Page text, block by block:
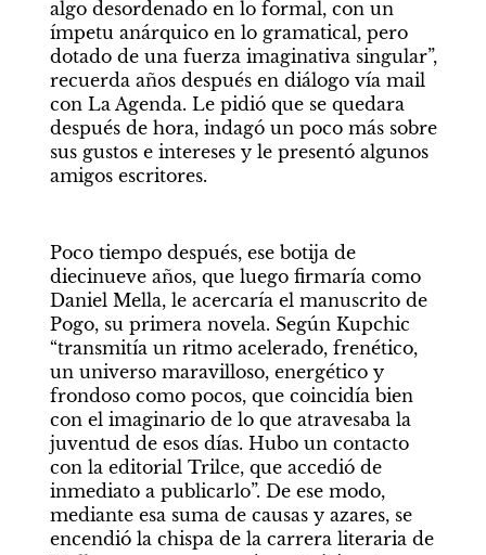
algo desordenado en lo formal, con un
ímpetu anárquico en lo gramatical, pero
dotado de una fuerza imaginativa singular”,
recuerda años después en diálogo vía mail
con La Agenda. Le pidió que se quedara
después de hora, indagó un poco más sobre
sus gustos e intereses y le presentó algunos
amigos escritores.
Poco tiempo después, ese botija de
diecinueve años, que luego firmaría como
Daniel Mella, le acercaría el manuscrito de
Pogo, su primera novela. Según Kupchic
“transmitía un ritmo acelerado, frenético,
un universo maravilloso, energético y
frondoso como pocos, que coincidía bien
con el imaginario de lo que atravesaba la
juventud de esos días. Hubo un contacto
con la editorial Trilce, que accedió de
inmediato a publicarlo”. De ese modo,
mediante esa suma de causas y azares, se
encendió la chispa de la carrera literaria de